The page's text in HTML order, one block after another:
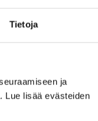
Tietoja
ja
Lue lisää evästeiden
on